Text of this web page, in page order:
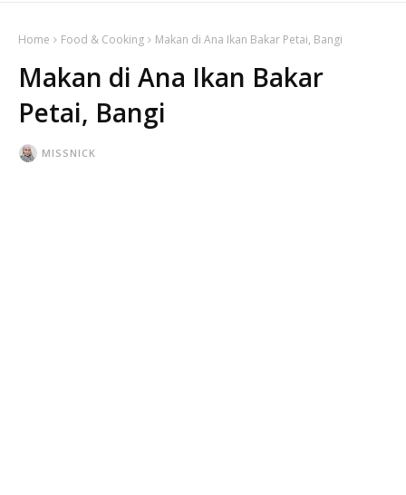
Home Food & Cooking Makan di Ana Ikan Bakar Petai, Bangi
Makan di Ana Ikan Bakar
Petai, Bangi
MISSNICK